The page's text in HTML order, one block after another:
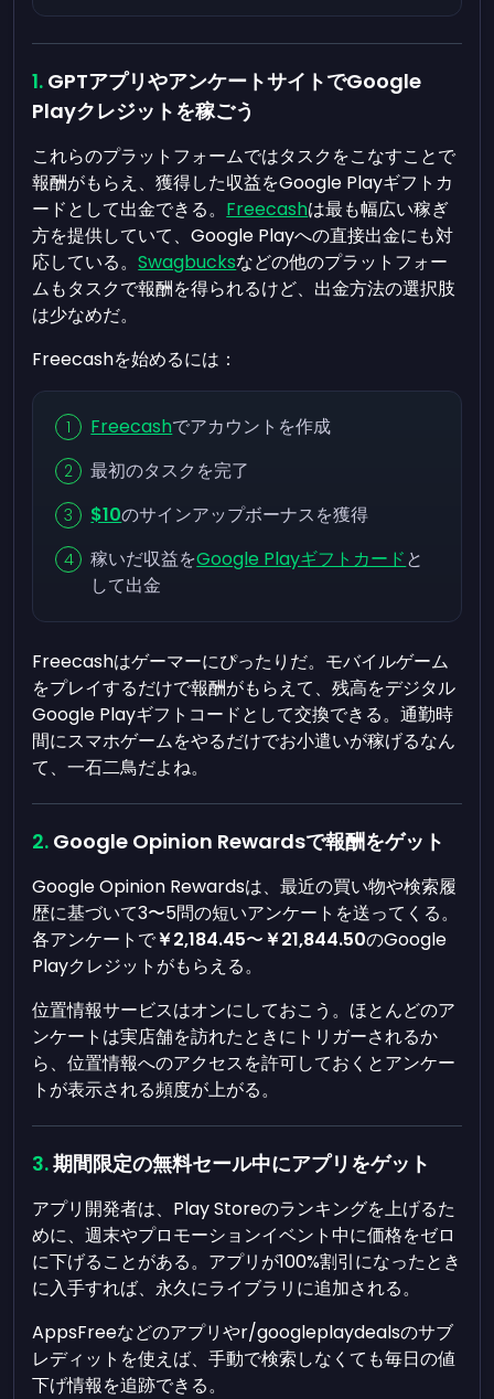
GPTアプリやアンケートサイトでGoogle
Playクレジットを稼ごう
これらのプラットフォームではタスクをこなすことで
報酬がもらえ、獲得した収益をGoogle Playギフトカ
ードとして出金できる。 Freecashは最も幅広い稼ぎ
方を提供していて、Google Playへの直接出金にも対
応している。Swagbucksなどの他のプラットフォー
ムもタスクで報酬を得られるけど、出金方法の選択肢
は少なめだ。
Freecashを始めるには：
Freecashでアカウントを作成
最初のタスクを完了
$10のサインアップボーナスを獲得
稼いだ収益をGoogle Playギフトカードと
して出金
Freecashはゲーマーにぴったりだ。モバイルゲーム
をプレイするだけで報酬がもらえて、残高をデジタル
Google Playギフトコードとして交換できる。通勤時
間にスマホゲームをやるだけでお小遣いが稼げるなん
て、一石二鳥だよね。
Google Opinion Rewardsで報酬をゲット
Google Opinion Rewardsは、最近の買い物や検索履
歴に基づいて3〜5問の短いアンケートを送ってくる。
各アンケートで￥2,184.45〜￥21,844.50のGoogle
Playクレジットがもらえる。
位置情報サービスはオンにしておこう。ほとんどのア
ンケートは実店舗を訪れたときにトリガーされるか
ら、位置情報へのアクセスを許可しておくとアンケー
トが表示される頻度が上がる。
期間限定の無料セール中にアプリをゲット
アプリ開発者は、Play Storeのランキングを上げるた
めに、週末やプロモーションイベント中に価格をゼロ
に下げることがある。アプリが100%割引になったとき
に入手すれば、永久にライブラリに追加される。
AppsFreeなどのアプリやr/googleplaydealsのサブ
レディットを使えば、手動で検索しなくても毎日の値
下げ情報を追跡できる。